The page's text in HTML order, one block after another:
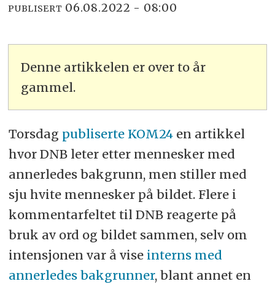
PUBLISERT 06.08.2022 - 08:00
Denne artikkelen er over to år
gammel.
Torsdag publiserte KOM24en artikkel
hvor DNB leter etter mennesker med
annerledes bakgrunn, men stiller med
sju hvite mennesker på bildet. Flere i
kommentarfeltet til DNB reagerte på
bruk av ord og bildet sammen, selv om
intensjonen var å vise interns med
annerledes bakgrunner, blant annet en